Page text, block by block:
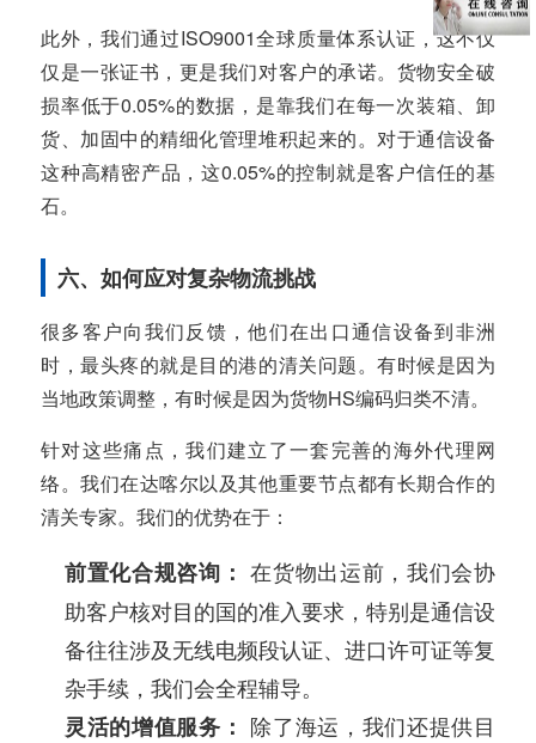
此外，我们通过ISO9001全球质量体系认证，这不仅
仅是一张证书，更是我们对客户的承诺。货物安全破
损率低于0.05%的数据，是靠我们在每一次装箱、卸
货、加固中的精细化管理堆积起来的。对于通信设备
这种高精密产品，这0.05%的控制就是客户信任的基
石。
六、如何应对复杂物流挑战
很多客户向我们反馈，他们在出口通信设备到非洲
时，最头疼的就是目的港的清关问题。有时候是因为
当地政策调整，有时候是因为货物HS编码归类不清。
针对这些痛点，我们建立了一套完善的海外代理网
络。我们在达喀尔以及其他重要节点都有长期合作的
清关专家。我们的优势在于：
前置化合规咨询：在货物出运前，我们会协
助客户核对目的国的准入要求，特别是通信设
备往往涉及无线电频段认证、进口许可证等复
杂手续，我们会全程辅导。
灵活的增值服务： 除了海运，我们还提供目